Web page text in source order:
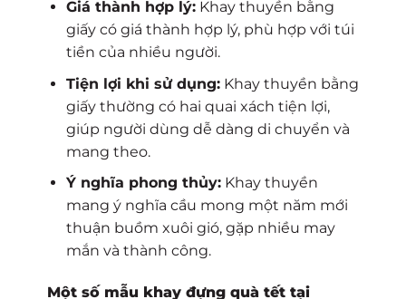
Giá thành hợp lý:Khay thuyền bằng
giấy có giá thành hợp lý, phù hợp với túi
tiền của nhiều người.
Tiện lợi khi sử dụng:Khay thuyền bằng
giấy thường có hai quai xách tiện lợi,
giúp người dùng dễ dàng di chuyển và
mang theo.
Ý nghĩa phong thủy:Khay thuyền
mang ý nghĩa cầu mong một năm mới
thuận buồm xuôi gió, gặp nhiều may
mắn và thành công.
Một số mẫu khay đựng quà tết tại